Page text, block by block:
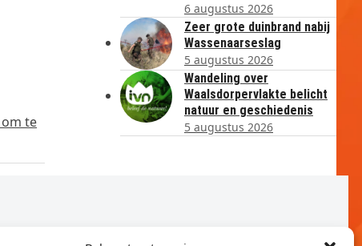
te
6 augustus 2026
Zeer grote duinbrand nabij
Wassenaarseslag
5 augustus 2026
Wandeling over
Waalsdorpervlakte belicht
natuur en geschiedenis
5 augustus 2026